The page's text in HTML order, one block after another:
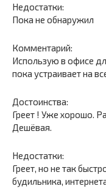
Недостатки:
Пока не обнаружил
Комментарий:
Использую в офисе
пока устраивает на
Достоинства:
Греет ! Уже хорошо.
Дешёвая.
Недостатки:
Греет, но не так
будильника,